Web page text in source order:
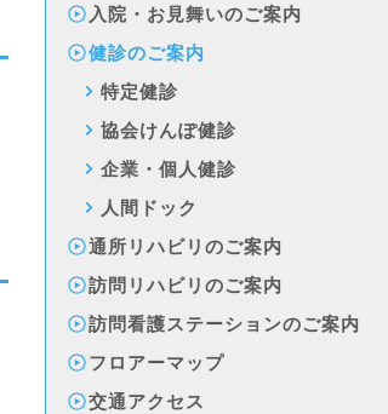
入院・お見舞いのご案内
健診のご案内
特定健診
協会けんぽ健診
企業・個人健診
人間ドック
通所リハビリのご案内
訪問リハビリのご案内
訪問看護ステーションのご案内
フロアーマップ
交通アクセス